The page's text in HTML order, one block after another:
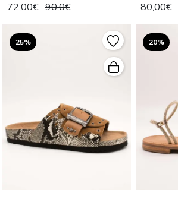
72,00€ 90,0€ 80,00€
25% 20%